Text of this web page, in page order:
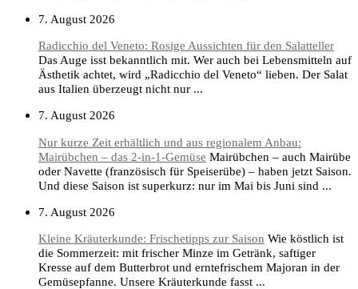
7. August 2026
Radicchio del Veneto: Rosige Aussichten für den Salatteller
Das Auge isst bekanntlich mit. Wer auch bei Lebensmitteln auf
Ästhetik achtet, wird „Radicchio del Veneto“ lieben. Der Salat
aus Italien überzeugt nicht nur ...
7. August 2026
Nur kurze Zeit erhältlich und aus regionalem Anbau:
Mairübchen – das 2-in-1-Gemüse Mairübchen – auch Mairübe
oder Navette (französisch für Speiserübe) – haben jetzt Saison.
Und diese Saison ist superkurz: nur im Mai bis Juni sind ...
7. August 2026
Kleine Kräuterkunde: Frischetipps zur Saison Wie köstlich ist
die Sommerzeit: mit frischer Minze im Getränk, saftiger
Kresse auf dem Butterbrot und erntefrischem Majoran in der
Gemüsepfanne. Unsere Kräuterkunde fasst ...